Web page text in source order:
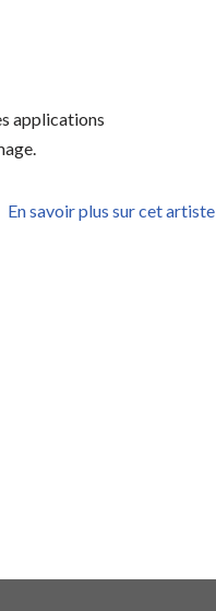
applications
En savoir plus sur cet artiste